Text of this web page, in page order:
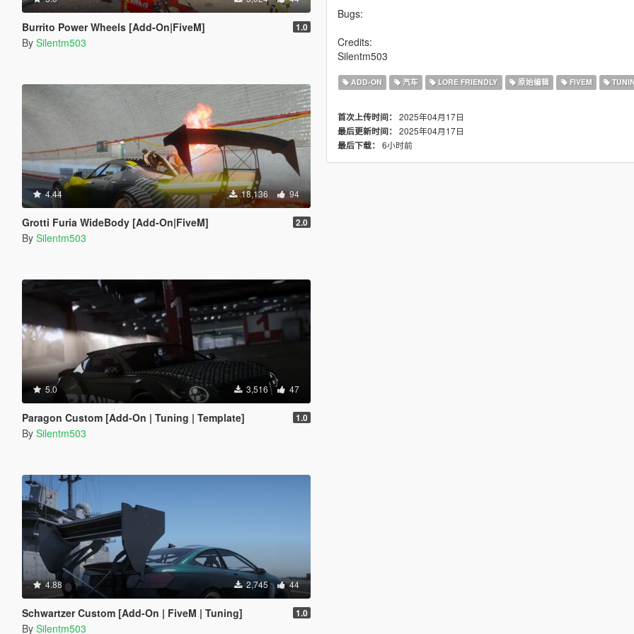
Burrito Power Wheels [Add-On|FiveM] 1.0
By Silentm503
4.44 18,136 94
Grotti Furia WideBody [Add-On|FiveM] 2.0
By Silentm503
5.0 3,516 47
Paragon Custom [Add-On | Tuning | Template] 1.0
By Silentm503
4.88 2,745 44
Schwartzer Custom [Add-On | FiveM | Tuning] 1.0
By Silentm503
Bugs:
Credits:
Silentm503
ADD-ON 汽车 LORE FRIENDLY 原始编辑 FIVEM
首次上传时间： 2025年04月17日
最后更新时间： 2025年04月17日
最后下载： 6小时前